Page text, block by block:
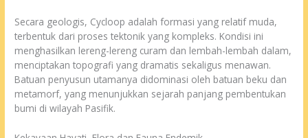
Secara geologis, Cycloop adalah formasi yang relatif muda,
terbentuk dari proses tektonik yang kompleks. Kondisi ini
menghasilkan lereng-lereng curam dan lembah-lembah dalam,
menciptakan topografi yang dramatis sekaligus menawan.
Batuan penyusun utamanya didominasi oleh batuan beku dan
metamorf, yang menunjukkan sejarah panjang pembentukan
bumi di wilayah Pasifik.